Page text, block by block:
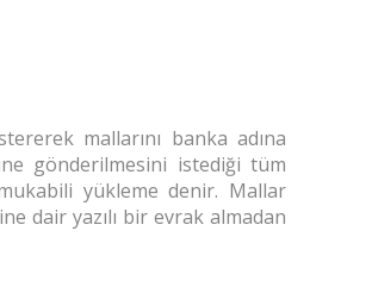
mallarını banka adına
gönderilmesini istediği tüm
yükleme denir. Mallar
dair yazılı bir evrak almadan